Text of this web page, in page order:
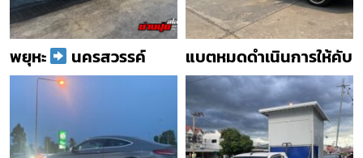
พยุหะ นครสวรรค์ แบตหมดดำเนินการให้คับ